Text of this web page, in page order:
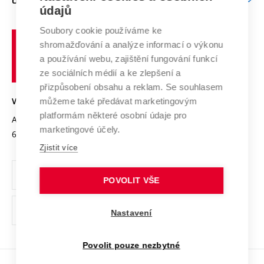
E-přihláška
Systém zajišťování kvality výzkumu
Výzkumné infrastruktury
Transfer znalostí
Open Science
Projekty
Projekty ze strukturálních fondů
Specifický výzkum
Zahraniční spolupráce
Spolupráce se školami
Mezinárodní dohody
Univerzitní sítě
Profil univerzity
Udržitelná univerzita
Podnikavá univerzita / ContriBUTe
Bezpečná univerzita
Vyznamenání
Organizační struktura
Ochrana osobních údajů
odkaz)
učení
technické
Brně
VYSOKÉ UČENÍ TECHNICKÉ V BRNĚ
Antonínská 548/1
602 00 Brno
www.vut.cz
vut@vutbr.cz
údajů
Soubory cookie používáme ke
shromažďování a analýze informací o výkonu
a používání webu, zajištění fungování funkcí
ze sociálních médií a ke zlepšení a
přizpůsobení obsahu a reklam. Se souhlasem
můžeme také předávat marketingovým
platformám některé osobní údaje pro
marketingové účely.
Zjistit více
POVOLIT VŠE
Nastavení
Povolit pouze nezbytné